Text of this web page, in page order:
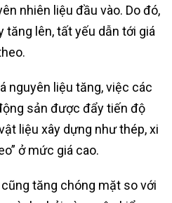
nhiên liệu đầu vào. Do đó,
tăng lên, tất yếu dẫn tới giá
nguyên liệu tăng, việc các
sản được đẩy tiến độ
liệu xây dựng như thép, xi
ở mức giá cao.
tăng chóng mặt so với